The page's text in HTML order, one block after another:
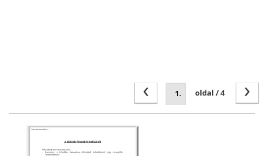
›
oldal / 4
‹